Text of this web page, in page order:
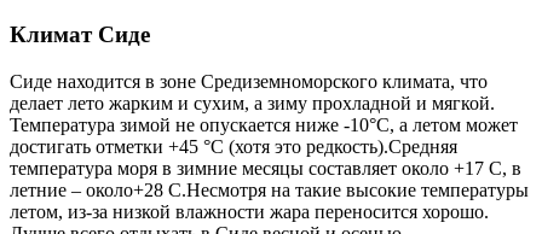
Климат Сиде
Сиде находится в зоне Средиземноморского климата, что
делает лето жарким и сухим, а зиму прохладной и мягкой.
Температура зимой не опускается ниже -10°C, а летом может
достигать отметки +45 °C (хотя это редкость).Средняя
температура моря в зимние месяцы составляет около +17 С, в
летние – около+28 С.Несмотря на такие высокие температуры
летом, из-за низкой влажности жара переносится хорошо.